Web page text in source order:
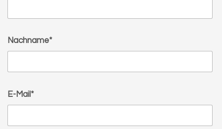
Nachname*
E-Mail*